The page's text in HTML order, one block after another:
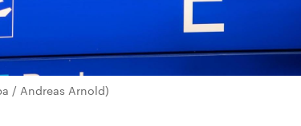
/ Andreas Arnold)